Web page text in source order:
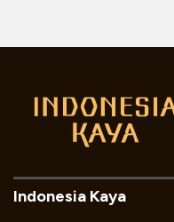
Indonesia Kaya